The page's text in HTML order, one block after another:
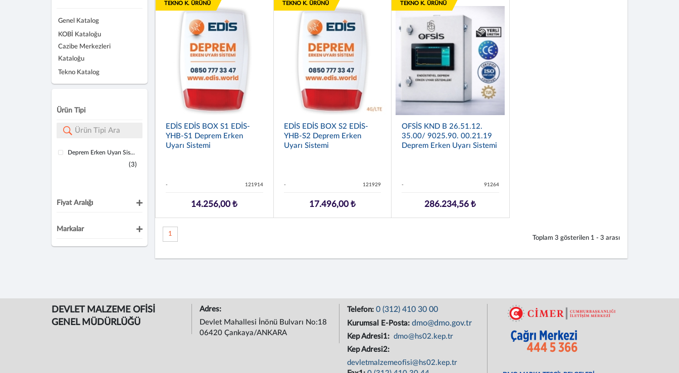
Genel Katalog
KOBİ Kataloğu
Cazibe Merkezleri
Kataloğu
Tekno Katalog
Ürün Tipi
Deprem Erken Uyarı Sis...
(3)
Fiyat Aralığı
Markalar
TEKNO K. ÜRÜNÜ
EDİS EDİS BOX S1 EDİS-
YHB-S1 Deprem Erken
Uyarı Sistemi
- 121914
14.256,00 ₺
TEKNO K. ÜRÜNÜ
EDİS EDİS BOX S2 EDİS-
YHB-S2 Deprem Erken
Uyarı Sistemi
- 121929
17.496,00 ₺
TEKNO K. ÜRÜNÜ
OFSİS KND B 26.51.12.
35.00/ 9025.90. 00.21.19
Deprem Erken Uyarı Sistemi
- 91264
286.234,56 ₺
1
Toplam 3 gösterilen 1 - 3 arası
DEVLET MALZEME OFİSİ
GENEL MÜDÜRLÜĞÜ
Adres:
Devlet Mahallesi İnönü Bulvarı No:18
06420 Çankaya/ANKARA
Telefon: 0 (312) 410 30 00
Kurumsal E-Posta: dmo@dmo.gov.tr
Kep Adresi1: dmo@hs02.kep.tr
Kep Adresi2:
devletmalzemeofisi@hs02.kep.tr